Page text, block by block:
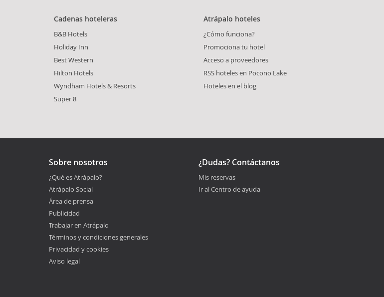
Cadenas hoteleras
B&B Hotels
Holiday Inn
Best Western
Hilton Hotels
Wyndham Hotels & Resorts
Super 8
Atrápalo hoteles
¿Cómo funciona?
Promociona tu hotel
Acceso a proveedores
RSS hoteles en Pocono Lake
Hoteles en el blog
Sobre nosotros
¿Qué es Atrápalo?
Atrápalo Social
Área de prensa
Publicidad
Trabajar en Atrápalo
Términos y condiciones generales
Privacidad y cookies
Aviso legal
¿Dudas? Contáctanos
Mis reservas
Ir al Centro de ayuda